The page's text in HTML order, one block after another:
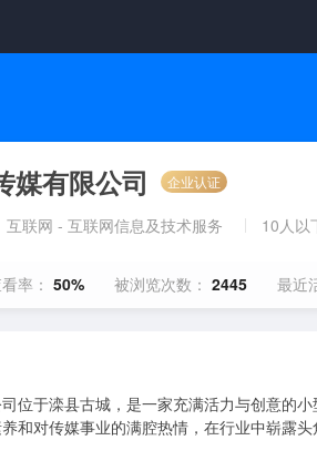
媒有限公司 企业认证
互联网 - 互联网信息及技术服务 10人以
率： 50% 被浏览次数： 2445 最近
位于滦县古城，是一家充满活力与创意的
和对传媒事业的满腔热情，在行业中崭露头